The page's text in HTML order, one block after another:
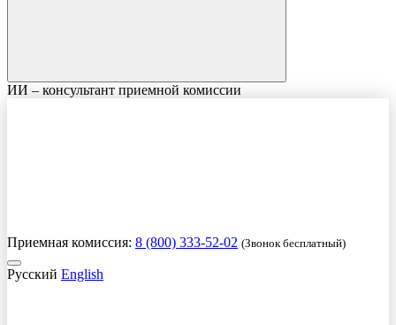
ИИ – консультант приемной комиссии
Приемная комиссия: 8 (800) 333-52-02 (Звонок бесплатный)
Русский English